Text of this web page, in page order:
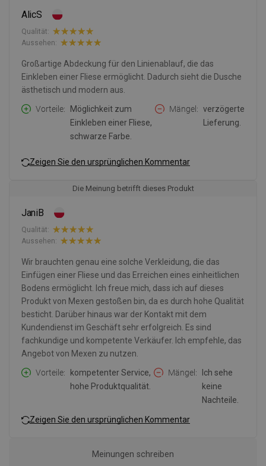
AlicS
Qualität:
Aussehen:
Großartige Abdeckung für den Linienablauf, die das
Einkleben einer Fliese ermöglicht. Dadurch sieht die Dusche
ästhetisch und modern aus.
Vorteile
Möglichkeit zum
Einkleben einer Fliese,
schwarze Farbe.
Mängel
verzögerte
Lieferung.
Zeigen Sie den ursprünglichen Kommentar
Die Meinung betrifft dieses Produkt
JaniB
Qualität:
Aussehen:
Wir brauchten genau eine solche Verkleidung, die das
Einfügen einer Fliese und das Erreichen eines einheitlichen
Bodens ermöglicht. Ich freue mich, dass ich auf dieses
Produkt von Mexen gestoßen bin, da es durch hohe Qualität
besticht. Darüber hinaus war der Kontakt mit dem
Kundendienst im Geschäft sehr erfolgreich. Es sind
fachkundige und kompetente Verkäufer. Ich empfehle, das
Angebot von Mexen zu nutzen.
Vorteile
kompetenter Service,
hohe Produktqualität.
Mängel
Ich sehe
keine
Nachteile.
Zeigen Sie den ursprünglichen Kommentar
Meinungen schreiben